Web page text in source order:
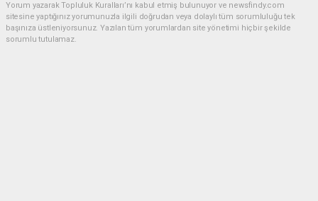
Yorum yazarak Topluluk Kuralları’nı kabul etmiş bulunuyor ve newsfindy.com
sitesine yaptığınız yorumunuzla ilgili doğrudan veya dolaylı tüm sorumluluğu tek
başınıza üstleniyorsunuz. Yazılan tüm yorumlardan site yönetimi hiçbir şekilde
sorumlu tutulamaz.